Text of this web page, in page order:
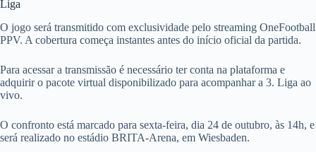
Liga
O jogo será transmitido com exclusividade pelo streaming OneFootball
PPV. A cobertura começa instantes antes do início oficial da partida.
Para acessar a transmissão é necessário ter conta na plataforma e
adquirir o pacote virtual disponibilizado para acompanhar a 3. Liga ao
vivo.
O confronto está marcado para sexta-feira, dia 24 de outubro, às 14h, e
será realizado no estádio BRITA-Arena, em Wiesbaden.